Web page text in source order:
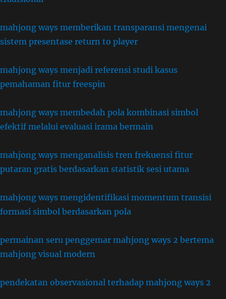
mahjong ways memberikan transparansi mengenai
sistem presentase return to player
mahjong ways menjadi referensi studi kasus
pemahaman fitur freespin
mahjong ways membedah pola kombinasi simbol
efektif melalui evaluasi irama bermain
mahjong ways menganalisis tren frekuensi fitur
putaran gratis berdasarkan statistik sesi utama
mahjong ways mengidentifikasi momentum transisi
formasi simbol berdasarkan pola
permainan seru penggemar mahjong ways 2 bertema
mahjong visual modern
pendekatan observasional terhadap mahjong ways 2